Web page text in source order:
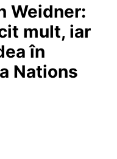
Weidner:
mult, iar
în
Nations